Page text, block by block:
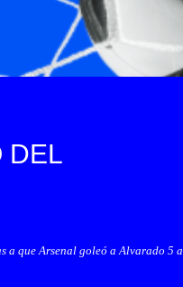
DEL
a que Arsenal goleó a Alvarado 5 a